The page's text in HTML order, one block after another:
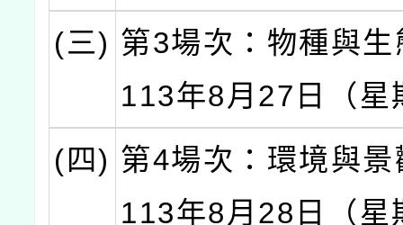
(三) 第3場次：物種與
113年8月27日（星
(四) 第4場次：環境與
113年8月28日（星